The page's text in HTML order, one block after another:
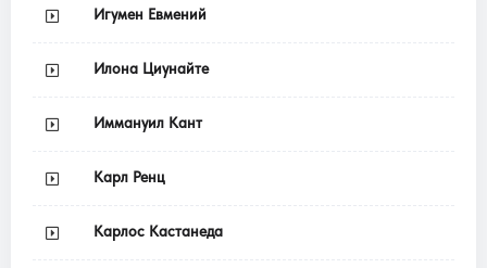
Игумен Евмений
Илона Циунайте
Иммануил Кант
Карл Ренц
Карлос Кастанеда